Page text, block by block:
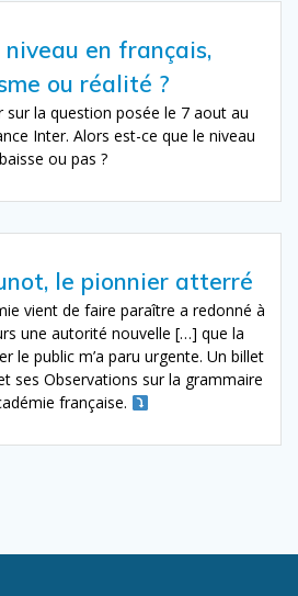
niveau en français,
ou réalité ?
sur la question posée le 7 aout au
Inter. Alors est-ce que le niveau
baisse ou pas ?
le pionnier atterré
vient de faire paraître a redonné à
une autorité nouvelle […] que la
le public m’a paru urgente. Un billet
ses Observations sur la grammaire
française.